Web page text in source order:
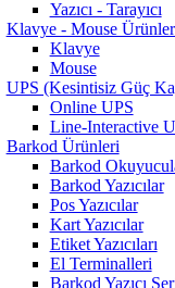
Yazıcı - Tarayıcı
Klavye - Mouse
Klavye
Mouse
UPS (Kesintisiz Güç
Online UPS
Line-Interactive
Barkod Ürünleri
Barkod
Barkod Yazıcılar
Pos Yazıcılar
Kart Yazıcılar
Etiket Yazıcıları
El Terminalleri
Barkod Yazıcı